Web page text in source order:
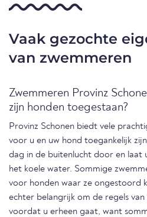
Vaak gezochte
van zwemmeren
Zwemmeren Provinz
zijn honden toegestaan?
Provinz Schonen biedt vele
voor u en uw hond toegankelijk
dag in de buitenlucht door en laat
het koele water. Sommige
voor honden waar ze ongestoord
echter belangrijk om de regels
voordat u erheen gaat, want